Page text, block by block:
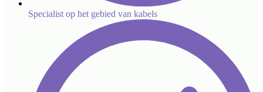
Specialist op het gebied van kabels